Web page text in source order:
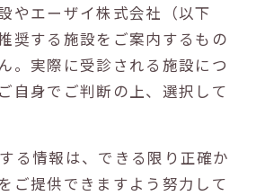
やエーザイ株式会社（以下
奨する施設をご案内するもの
。実際に受診される施設につ
自身でご判断の上、選択して
る情報は、できる限り正確か
ご提供できますよう努力して